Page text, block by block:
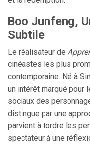
Boo Junfeng,
Subtile
Le réalisateur de
cinéastes les plus
contemporaine. Né à
un intérêt marqué pour
sociaux des
distingue par une
parvient à tordre les
spectateur à une